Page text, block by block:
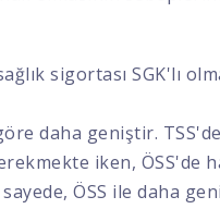
sigortası SGK'lı
daha geniştir.
iken, ÖSS'de
ÖSS ile daha